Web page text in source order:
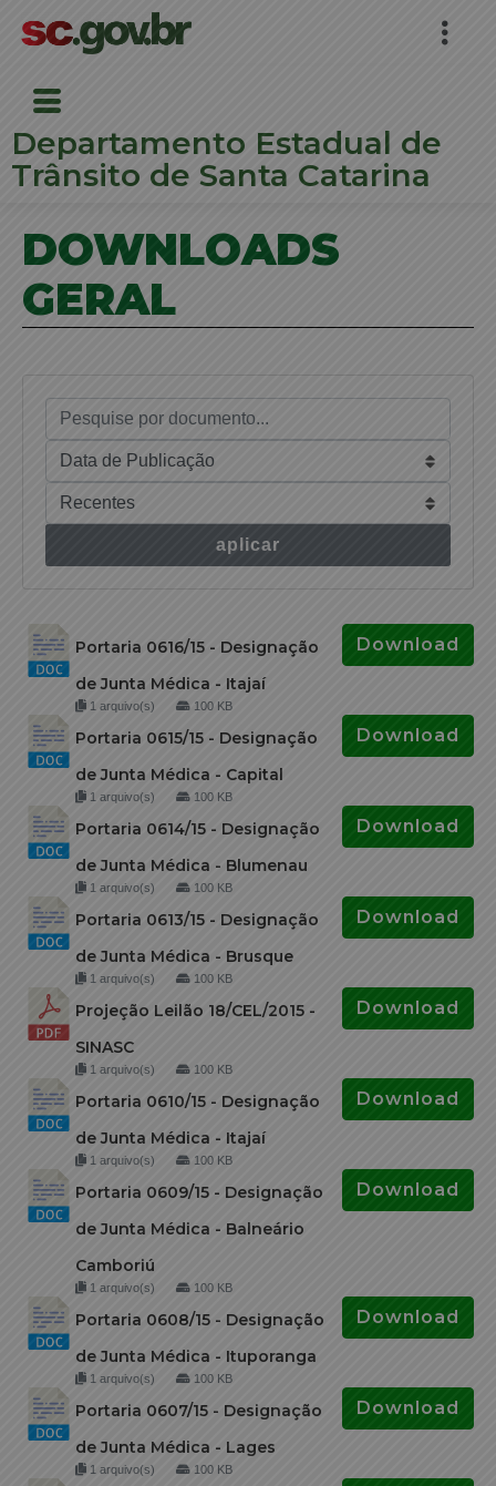
Departamento Estadual de
Trânsito de Santa Catarina
DOWNLOADS
GERAL
aplicar
Portaria 0616/15 - Designação
de Junta Médica - Itajaí
1 arquivo(s) 100 KB
Download
Portaria 0615/15 - Designação
de Junta Médica - Capital
1 arquivo(s) 100 KB
Download
Portaria 0614/15 - Designação
de Junta Médica - Blumenau
1 arquivo(s) 100 KB
Download
Portaria 0613/15 - Designação
de Junta Médica - Brusque
1 arquivo(s) 100 KB
Download
Projeção Leilão 18/CEL/2015 -
SINASC
1 arquivo(s) 100 KB
Download
Portaria 0610/15 - Designação
de Junta Médica - Itajaí
1 arquivo(s) 100 KB
Download
Portaria 0609/15 - Designação
de Junta Médica - Balneário
Camboriú
1 arquivo(s) 100 KB
Download
Portaria 0608/15 - Designação
de Junta Médica - Ituporanga
1 arquivo(s) 100 KB
Download
Portaria 0607/15 - Designação
de Junta Médica - Lages
1 arquivo(s) 100 KB
Download